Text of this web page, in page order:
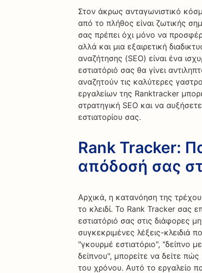
Στον άκρως ανταγωνιστικό
από το πλήθος είναι ζωτικής
σας πρέπει όχι μόνο να
αλλά και μια εξαιρετική
αναζήτησης (SEO) είναι ένα
εστιατόριό σας θα γίνει
αναζητούν τις καλύτερες
εργαλείων της Ranktracker
στρατηγική SEO και να
εστιατορίου σας.
Rank Tracker:
απόδοσή σας
Αρχικά, η κατανόηση της
το κλειδί. Το Rank Tracker σας
εστιατόριό σας στις διάφορες
συγκεκριμένες λέξεις-κλειδιά
"γκουρμέ εστιατόριο", "δείπνο
δείπνου", μπορείτε να δείτε
του χρόνου. Αυτό το εργαλείο